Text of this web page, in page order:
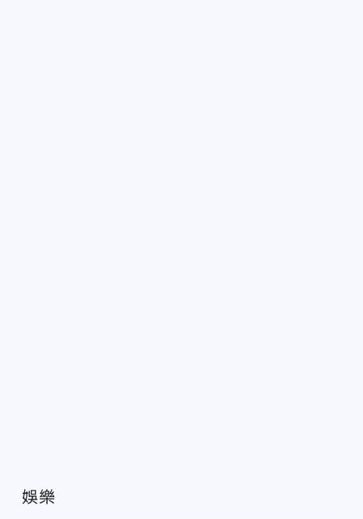
娛樂